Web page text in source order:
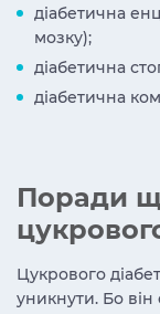
діабетична
мозку);
діабетична
діабетична
Поради
Цукрового
уникнути. Бо